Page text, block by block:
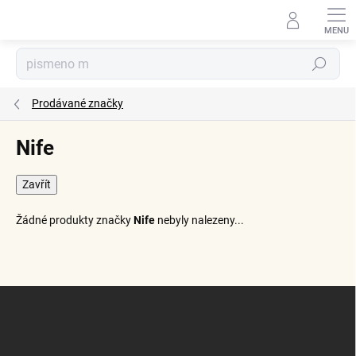
Hledat
Prodávané značky
Nife
Zavřít
Žádné produkty značkyNife nebyly nalezeny...